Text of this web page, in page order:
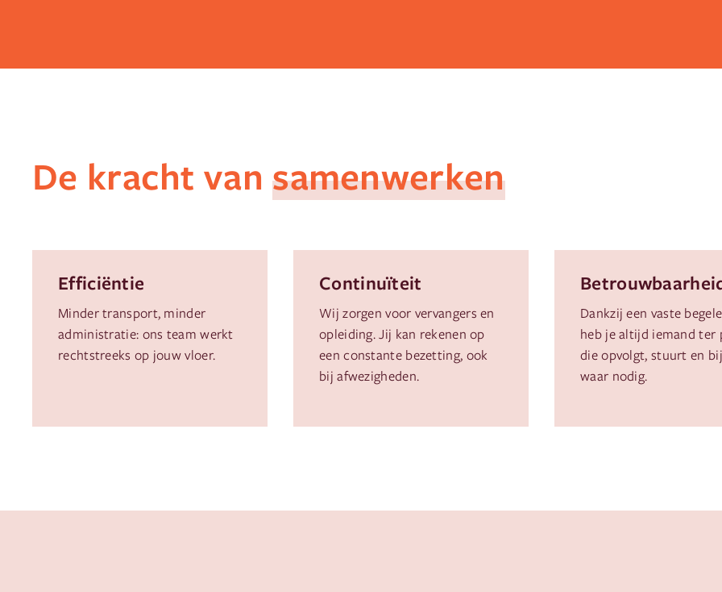
De kracht vansamenwerken
Efficiëntie
Minder transport, minder
administratie: ons team werkt
rechtstreeks op jouw vloer.
Continuïteit
Wij zorgen voor vervangers en
opleiding. Jij kan rekenen op
een constante bezetting, ook
bij afwezigheden.
Dankzij een vaste
heb je altijd iemand ter
die opvolgt, stuurt en
waar nodig.